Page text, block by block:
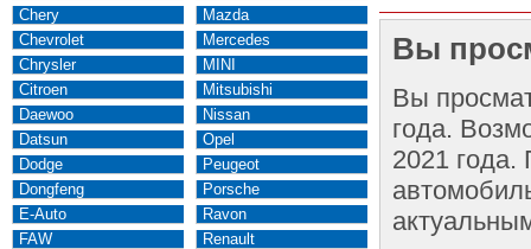
Chery
Chevrolet
Chrysler
Citroen
Daewoo
Datsun
Dodge
Dongfeng
E-Auto
FAW
Mazda
Mercedes
MINI
Mitsubishi
Nissan
Opel
Peugeot
Porsche
Ravon
Renault
Вы
Вы
года.
2021 года.